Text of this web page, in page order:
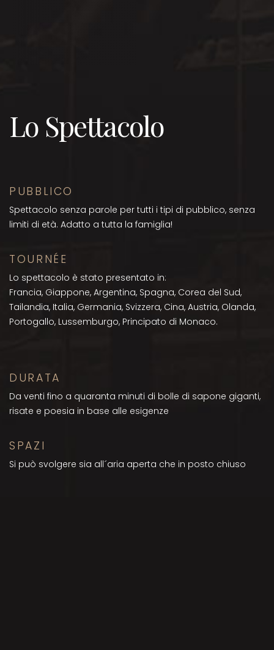
Lo Spettacolo
PUBBLICO
Spettacolo senza parole per tutti i tipi di pubblico, senza
limiti di età. Adatto a tutta la famiglia!
TOURNÉE
Lo spettacolo è stato presentato in:
Francia, Giappone, Argentina, Spagna, Corea del Sud,
Tailandia, Italia, Germania, Svizzera, Cina, Austria, Olanda,
Portogallo, Lussemburgo, Principato di Monaco.
DURATA
Da venti fino a quaranta minuti di bolle di sapone giganti,
risate e poesia in base alle esigenze
SPAZI
Si può svolgere sia all´aria aperta che in posto chiuso